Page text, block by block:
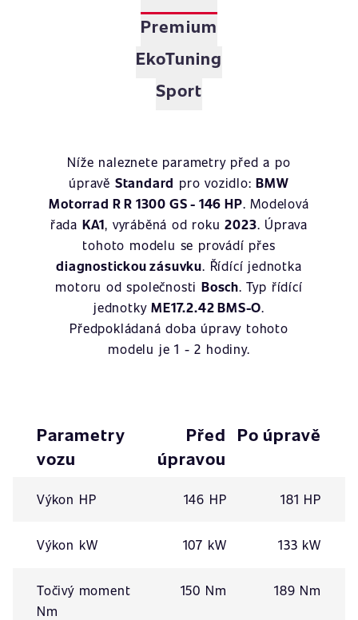
Premium
EkoTuning
Sport
Níže naleznete parametry před a po
úpravě Standard pro vozidlo:BMW
Motorrad R R 1300 GS - 146 HP. Modelová
řada KA1, vyráběná od roku2023. Úprava
tohoto modelu se provádí přes
diagnostickou zásuvku. Řídící jednotka
motoru od společnosti Bosch. Typ řídící
jednotkyME17.2.42 BMS-O.
Předpokládaná doba úpravy tohoto
modelu je 1 - 2 hodiny.
Parametry
vozu
Před
úpravou
Po úpravě
Výkon HP 146 HP 181 HP
Výkon kW 107 kW 133 kW
Točivý moment
Nm
150 Nm 189 Nm